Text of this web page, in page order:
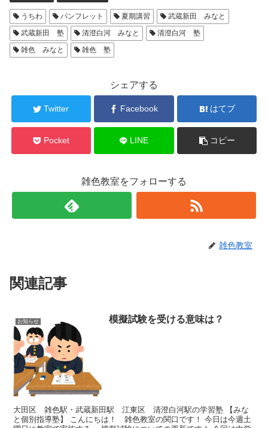
うちわ パンフレット 夏期講習
武蔵新田 みなと
武蔵新田 塾
清澄白河 みなと
清澄白河 塾
雑色 みなと
雑色 塾
シェアする
Twitter Facebook はてブ
Pocket LINE コピー
雑色教室をフォローする
雑色教室
関連記事
お知らせ 模擬試験を受ける意味は？
大田区 雑色駅・武蔵新田駅 江東区 清澄白河駅の学習塾 【みな
と個別指導塾】 こんにちは！ 雑色教室の関口です！ 今日は今週土